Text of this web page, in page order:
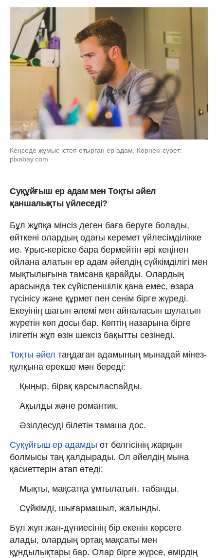
Кеңседе жұмыс істеп отырған ер адам. Көрнекі сурет:
pixabay.com
Суқұйғыш ер адам мен Тоқты әйел
қаншалықты үйлеседі?
Бұл жұпқа мінсіз деген баға беруге болады,
өйткені олардың одағы керемет үйлесімділікке
ие. Ұрыс-керіске бара бермейтін әрі кеңінен
ойлана алатын ер адам әйелдің сүйкімділігі мен
мықтылығына тамсана қарайды. Олардың
арасында тек сүйіспеншілік қана емес, өзара
түсінісу және құрмет пен сенім бірге жүреді.
Екеуінің шағын әлемі мен айналасын шулатып
жүретін көп досы бар. Көптің назарына бірге
ілігетін жұп өзін шексіз бақытты сезінеді.
Тоқты әйел таңдаған адамының мынадай мінез-
құлқына ерекше мән береді:
Қыңыр, бірақ қарсыласпайды.
Ақылды және романтик.
Әзілдесуді білетін тамаша дос.
Суқұйғыш ер адамды от белгісінің жарқын
болмысы таң қалдырады. Ол әйелдің мына
қасиеттерін атап өтеді:
Мықты, мақсатқа ұмтылатын, табанды.
Сүйкімді, шығармашыл, жалынды.
Бұл жұп жан-дүниесінің бір екенін көрсете
алады, олардың ортақ мақсаты мен
құндылықтары бар. Олар бірге жүрсе, өмірдің